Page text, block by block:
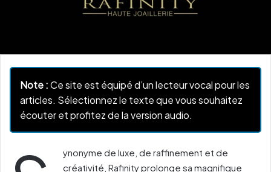
Note :Ce site est équipé d’un lecteur vocal pour les
articles. Sélectionnez le texte que vous souhaitez
écouter et profitez de la version audio.
ynonyme de luxe, de raffinement et de
créativité, Rafinity prolonge sa magnifique